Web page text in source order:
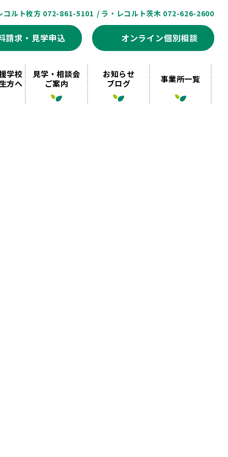
コルト枚方 072-861-5101 / ラ・レコルト茨木 072-626-2600
請求・見学申込 オンライン個別相談
学校
方へ
見学・相談会
ご案内
お知らせ
ブログ
事業所一覧